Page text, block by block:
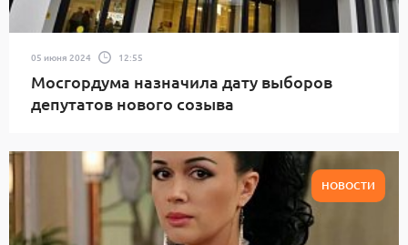
05 июня 2024 12:55
Мосгордума назначила дату выборов
депутатов нового созыва
НОВОСТИ